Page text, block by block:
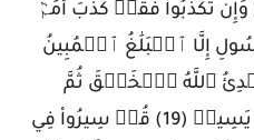
إِلَيۡهِ تُرۡجَعُونَ (17) وَإِن تُكَذِّبُواْ فَقَدۡ كَذَّبَ أُمَمٞ
إِلَّا ٱلۡبَلَٰغُ ٱلۡمُبِينُ
ٱللَّهُ ٱلۡخَلۡقَ ثُمَّ
يُعِيدُهُۥٓۚ إِنَّ ذَٰلِكَ عَلَى ٱللَّهِ يَسِيرٞ (19) قُلۡ سِيرُواْ فِي